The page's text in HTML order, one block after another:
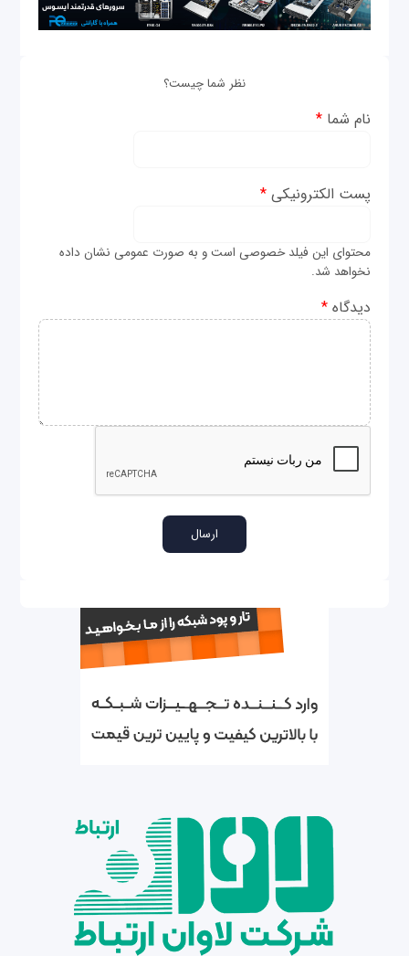
نظر شما چیست؟
نام شما*
پست الکترونیکی*
محتوای این فیلد خصوصی است و به صورت عمومی نشان داده
نخواهد شد.
دیدگاه*